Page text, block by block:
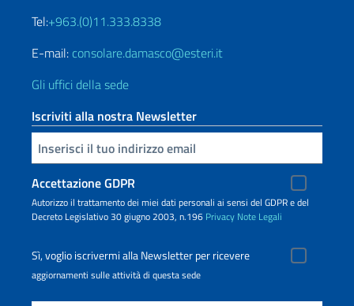
Tel:+963.(0)11.333.8338
E-mail: consolare.damasco@esteri.it
Gli uffici della sede
Iscriviti alla nostra Newsletter
Inserisci la tua email
Accettazione GDPR
Autorizzo il trattamento dei miei dati personali ai sensi del GDPR e del
Decreto Legislativo 30 giugno 2003, n.196 Privacy Note Legali
Sì, voglio iscrivermi alla Newsletter per ricevere
aggiornamenti sulle attività di questa sede